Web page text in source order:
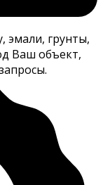
эмали, грунты,
Ваш объект,